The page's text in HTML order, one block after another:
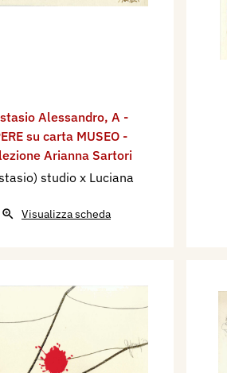
Alessandro, A -
su carta MUSEO -
Arianna Sartori
studio x Luciana
Visualizza scheda